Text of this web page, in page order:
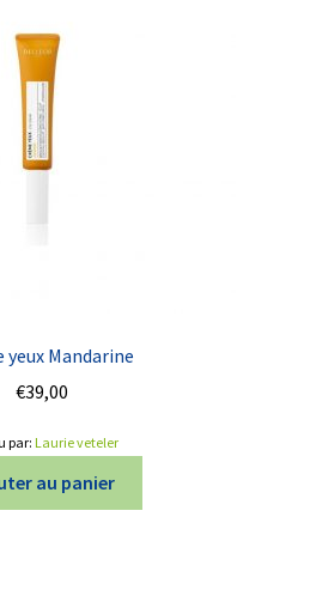
yeux Mandarine
€39,00
par: Laurie veteler
au panier